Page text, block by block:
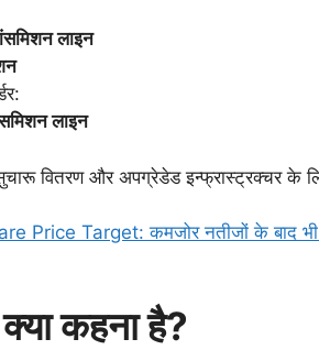
लाइन
लाइन
वितरण और अपग्रेडेड इन्फ्रास्ट्रक्चर के
Price Target: कमजोर नतीजों के बाद
कहना है?